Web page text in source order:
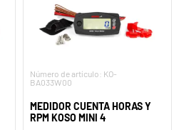
Número de artículo: KO-
BA033W00
MEDIDOR CUENTA HORAS Y
RPM KOSO MINI 4